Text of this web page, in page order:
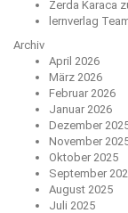
Zerda Karaca
lernverlag
Archiv
April 2026
März 2026
Februar 2026
Januar 2026
Dezember
November
Oktober 2025
September
August 2025
Juli 2025